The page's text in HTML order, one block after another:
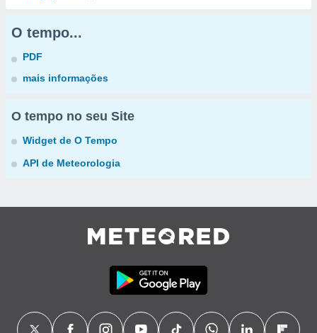
O tempo...
PDF
mais informações
O tempo no seu Site
Widget de O Tempo
API de Meteorologia